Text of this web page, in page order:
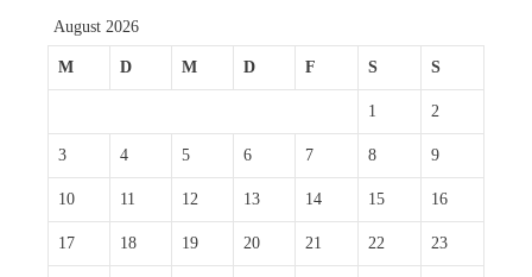
August 2026
M D M D F S S
1 2
3 4 5 6 7 8 9
10 11 12 13 14 15 16
17 18 19 20 21 22 23